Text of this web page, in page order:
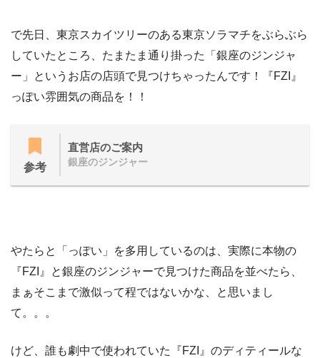
で先日、東京スカイツリーのある東京ソラマチをぶらぶら
していたところ、たまたま通り掛った「銀座のジンジャ
ー」というお店の店頭で見つけちゃったんです！『FZI』
っぽい雰囲気の商品を！！
参考
直営店のご案内
銀座のジンジャー
やたらと「っぽい」を多用しているのは、実際に本物の
『FZI』と銀座のジンジャーで見つけた商品を並べたら、
まぁそこまで激似って程ではないかな、と思いまし
て。。。
けど、誰も劇中で使われていた『FZI』のディティールな